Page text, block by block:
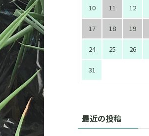
10 11 12
17 18 19
24 25 26
31
最近の投稿